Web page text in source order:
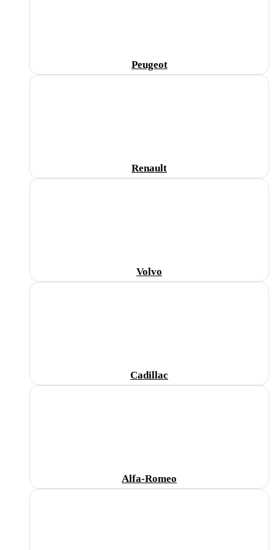
Peugeot
Renault
Volvo
Cadillac
Alfa-Romeo